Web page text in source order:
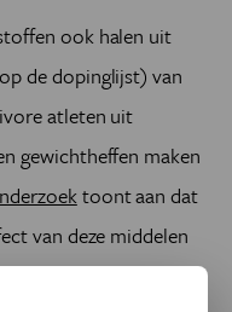
ook halen uit
de dopinglijst) van
atleten uit
gewichtheffen maken
toont aan dat
van deze middelen
compensatie van hun